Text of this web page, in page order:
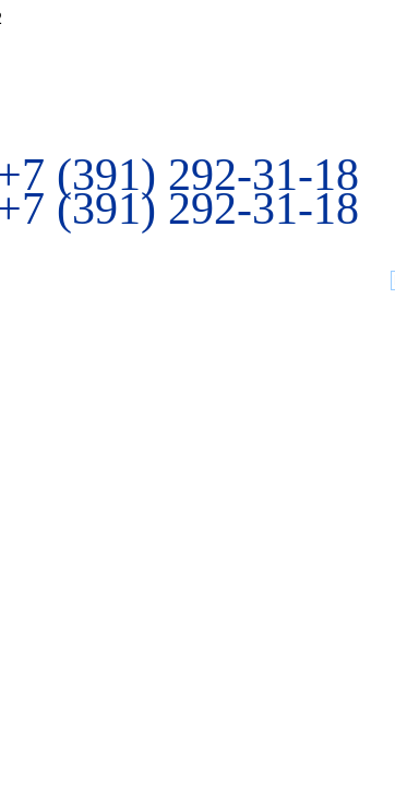
(391) 292-31-18
(391) 292-31-18